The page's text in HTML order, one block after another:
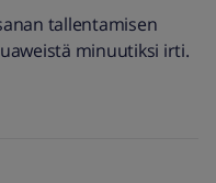
tallentamisen
minuutiksi irti.